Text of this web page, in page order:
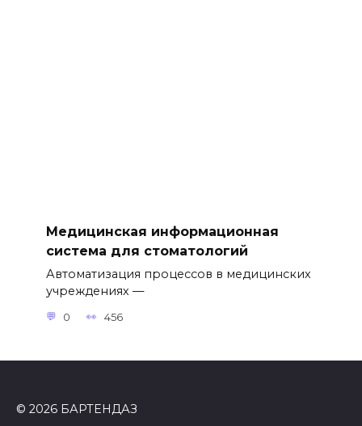
Медицинская информационная
система для стоматологий
Автоматизация процессов в медицинских
учреждениях —
0 456
© 2026 БАРТЕНДАЗ